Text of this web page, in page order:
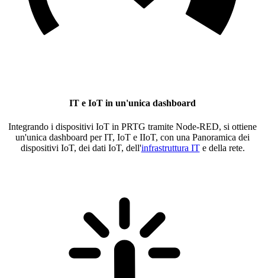
IT e IoT in un'unica dashboard
Integrando i dispositivi IoT in PRTG tramite Node-RED, si ottiene
un'unica dashboard per IT, IoT e IIoT, con una Panoramica dei
dispositivi IoT, dei dati IoT, dell'infrastruttura ITe della rete.